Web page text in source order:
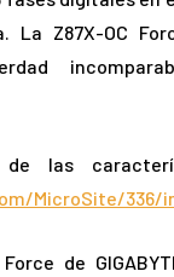
La Z87X-OC
las
MicroSite/336/
de